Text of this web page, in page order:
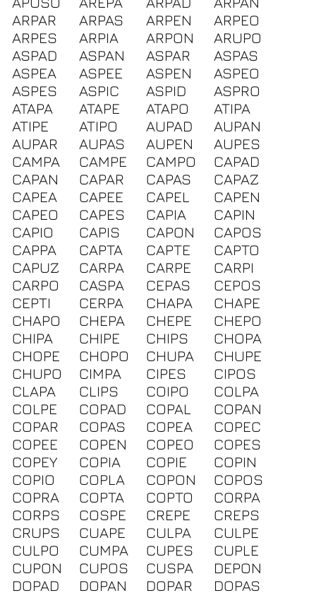
ARPAR
ARPAS ARPEN
ARPEO
ARPES
ARPIA ARPON
ARUPO
ASPAD
ASPAN ASPAR
ASPAS
ASPEA
ASPEE ASPEN
ASPEO
ASPES
ASPIC ASPID
ASPRO
ATAPA
ATAPE ATAPO
ATIPA
ATIPE
ATIPO AUPAD
AUPAN
AUPAR
AUPAS AUPEN
AUPES
CAMPA
CAMPE CAMPO
CAPAD
CAPAN
CAPAR CAPAS
CAPAZ
CAPEA
CAPEE CAPEL
CAPEN
CAPEO
CAPES CAPIA
CAPIN
CAPIO
CAPIS CAPON
CAPOS
CAPPA
CAPTA CAPTE
CAPTO
CAPUZ
CARPA CARPE
CARPI
CARPO
CASPA CEPAS
CEPOS
CEPTI
CERPA CHAPA
CHAPE
CHAPO
CHEPA CHEPE
CHEPO
CHIPA
CHIPE CHIPS
CHOPA
CHOPE
CHOPO CHUPA
CHUPE
CHUPO
CIMPA CIPES
CIPOS
CLAPA
CLIPS COIPO
COLPA
COLPE
COPAD COPAL
COPAN
COPAR
COPAS COPEA
COPEC
COPEE
COPEN COPEO
COPES
COPEY
COPIA COPIE
COPIN
COPIO
COPLA COPON
COPOS
COPRA
COPTA COPTO
CORPA
CORPS
COSPE CREPE
CREPS
CRUPS
CUAPE CULPA
CULPE
CULPO
CUMPA CUPES
CUPLE
CUPON
CUPOS CUSPA
DEPON
DOPAD
DOPAN DOPAR
DOPAS